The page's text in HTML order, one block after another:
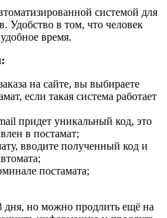
системой для
Удобство в том, что человек
время.
на сайте, вы выбираете
если такая система работает
придет уникальный код, это
в постамат;
вводите полученный код и
постамата;
дня, но можно продлить ещё на